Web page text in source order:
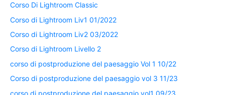
Corso Di Lightroom Classic
Corso di Lightroom Liv1 01/2022
Corso di Lightroom Liv2 03/2022
Corso di Lightroom Livello 2
corso di postproduzione del paesaggio Vol 1 10/22
Corso di postproduzione del paesaggio vol 3 11/23
corso di postproduzione del paesaggio vol1 09/23